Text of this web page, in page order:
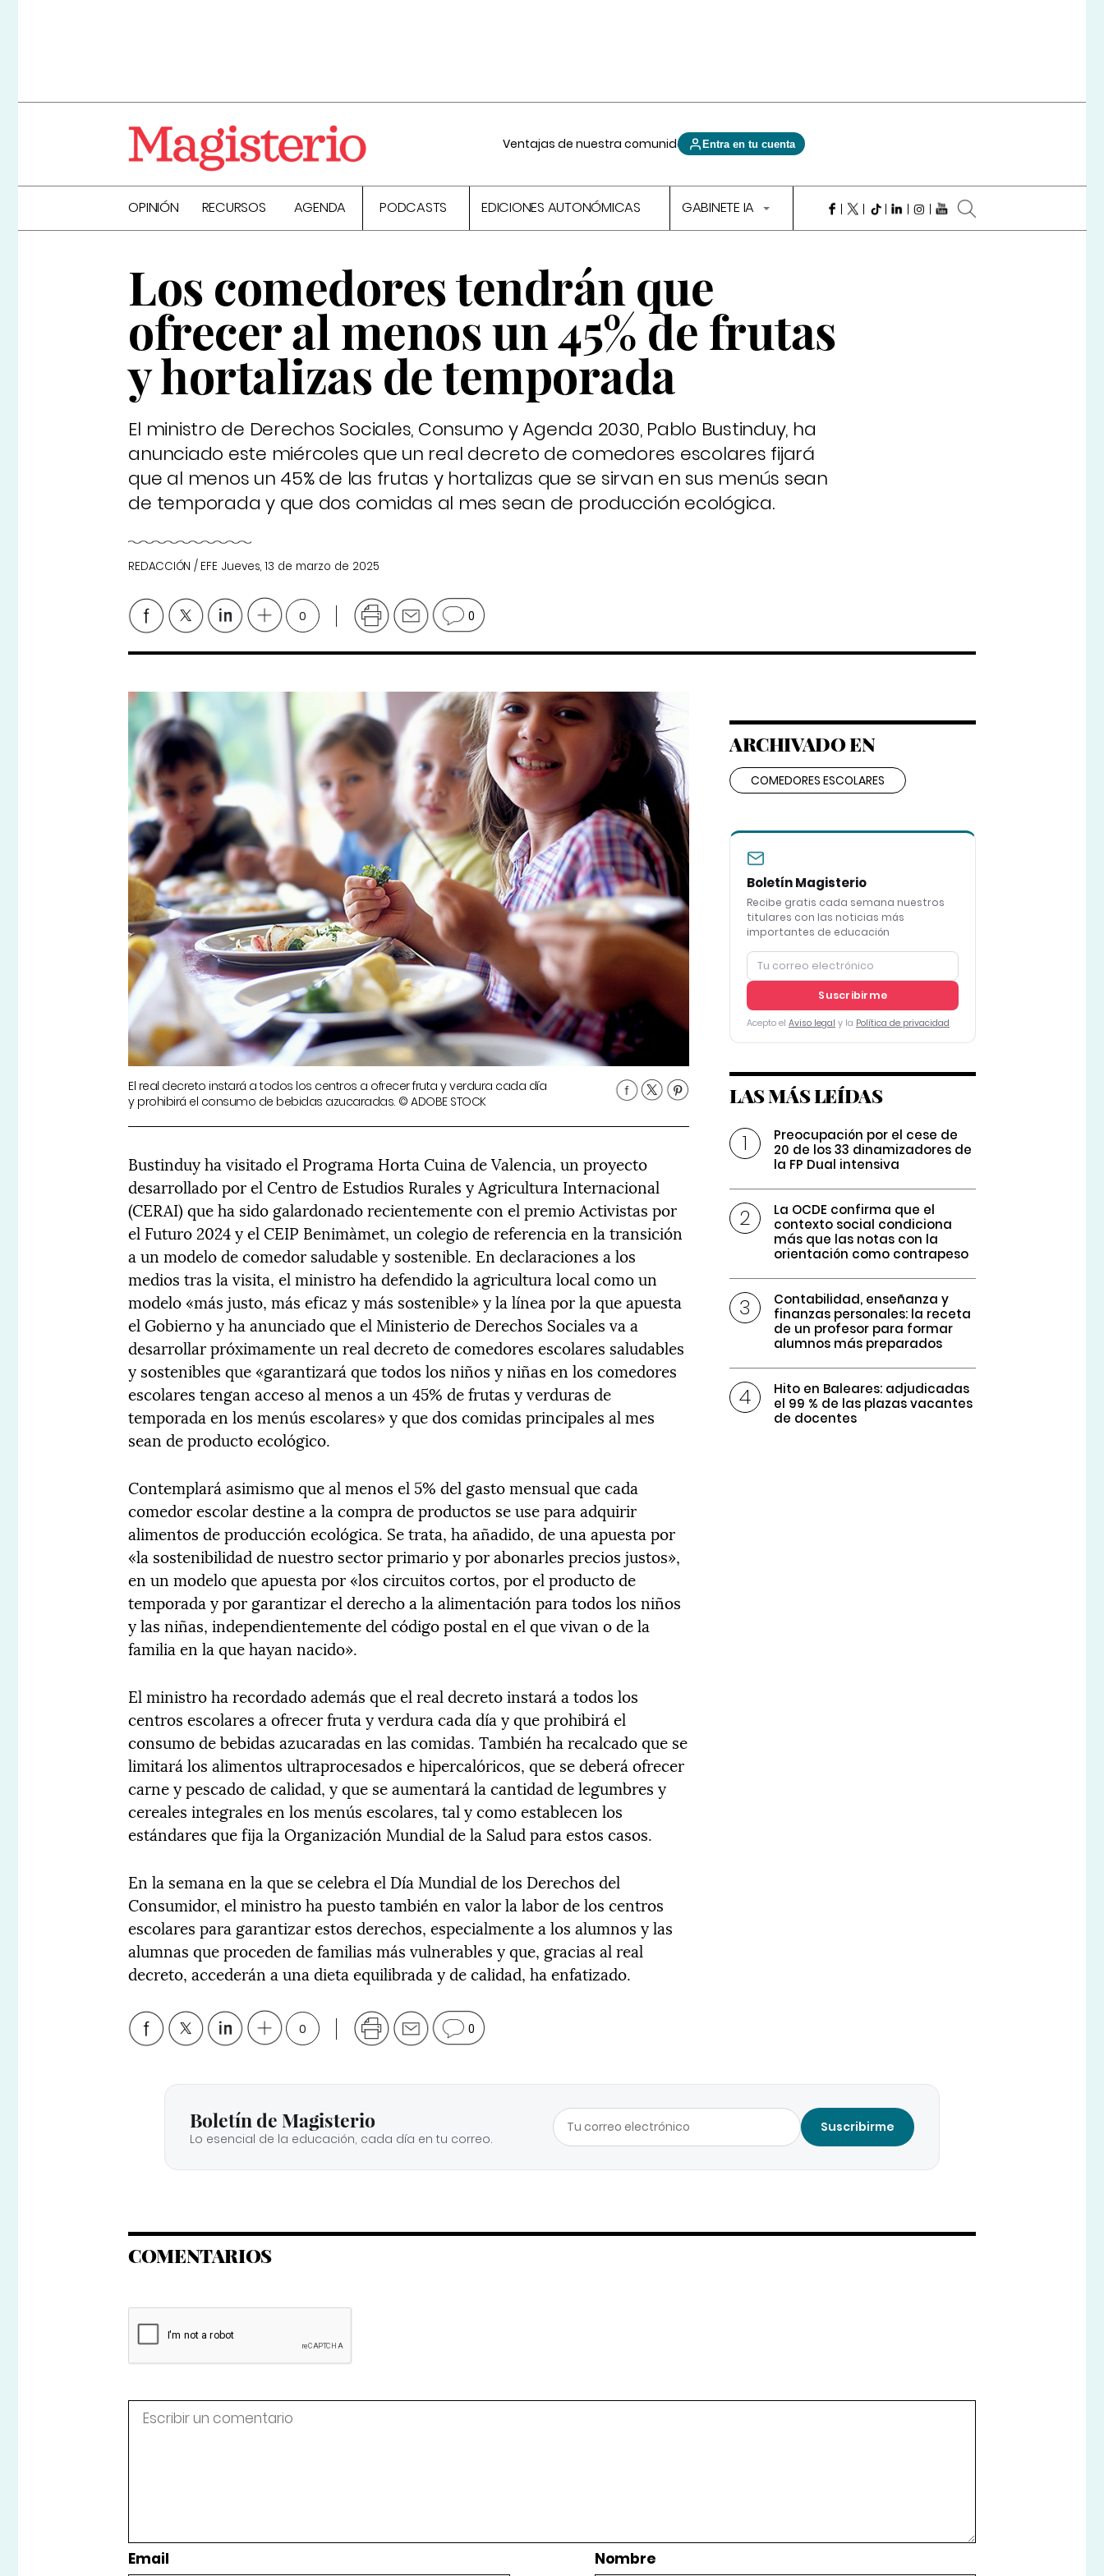
Ventajas de nuestra comunidad Entra en tu cuenta
OPINIÓN RECURSOS AGENDA PODCASTS EDICIONES AUTONÓMICAS GABINETE IA
Los comedores tendrán que
ofrecer al menos un 45% de frutas
y hortalizas de temporada
El ministro de Derechos Sociales, Consumo y Agenda 2030, Pablo Bustinduy, ha
anunciado este miércoles que un real decreto de comedores escolares fijará
que al menos un 45% de las frutas y hortalizas que se sirvan en sus menús sean
de temporada y que dos comidas al mes sean de producción ecológica.
REDACCIÓN / EFE Jueves, 13 de marzo de 2025
0 0
El real decreto instará a todos los centros a ofrecer fruta y verdura cada día
y prohibirá el consumo de bebidas azucaradas. © ADOBE STOCK
Bustinduy ha visitado el Programa Horta Cuina de Valencia, un proyecto
desarrollado por el Centro de Estudios Rurales y Agricultura Internacional
(CERAI) que ha sido galardonado recientemente con el premio Activistas por
el Futuro 2024 y el CEIP Benimàmet, un colegio de referencia en la transición
a un modelo de comedor saludable y sostenible. En declaraciones a los
medios tras la visita, el ministro ha defendido la agricultura local como un
modelo «más justo, más eficaz y más sostenible» y la línea por la que apuesta
el Gobierno y ha anunciado que el Ministerio de Derechos Sociales va a
desarrollar próximamente un real decreto de comedores escolares saludables
y sostenibles que «garantizará que todos los niños y niñas en los comedores
escolares tengan acceso al menos a un 45% de frutas y verduras de
temporada en los menús escolares» y que dos comidas principales al mes
sean de producto ecológico.
Contemplará asimismo que al menos el 5% del gasto mensual que cada
comedor escolar destine a la compra de productos se use para adquirir
alimentos de producción ecológica. Se trata, ha añadido, de una apuesta por
«la sostenibilidad de nuestro sector primario y por abonarles precios justos»,
en un modelo que apuesta por «los circuitos cortos, por el producto de
temporada y por garantizar el derecho a la alimentación para todos los niños
y las niñas, independientemente del código postal en el que vivan o de la
familia en la que hayan nacido».
El ministro ha recordado además que el real decreto instará a todos los
centros escolares a ofrecer fruta y verdura cada día y que prohibirá el
consumo de bebidas azucaradas en las comidas. También ha recalcado que se
limitará los alimentos ultraprocesados e hipercalóricos, que se deberá ofrecer
carne y pescado de calidad, y que se aumentará la cantidad de legumbres y
cereales integrales en los menús escolares, tal y como establecen los
estándares que fija la Organización Mundial de la Salud para estos casos.
En la semana en la que se celebra el Día Mundial de los Derechos del
Consumidor, el ministro ha puesto también en valor la labor de los centros
escolares para garantizar estos derechos, especialmente a los alumnos y las
alumnas que proceden de familias más vulnerables y que, gracias al real
decreto, accederán a una dieta equilibrada y de calidad, ha enfatizado.
0 0
ARCHIVADO EN
COMEDORES ESCOLARES
Boletín Magisterio
Recibe gratis cada semana nuestros
titulares con las noticias más
importantes de educación
Suscribirme
Acepto el Aviso legal y la Política de privacidad
LAS MÁS LEÍDAS
Preocupación por el cese de
20 de los 33 dinamizadores de
la FP Dual intensiva
La OCDE confirma que el
contexto social condiciona
más que las notas con la
orientación como contrapeso
Contabilidad, enseñanza y
finanzas personales: la receta
de un profesor para formar
alumnos más preparados
Hito en Baleares: adjudicadas
el 99 % de las plazas vacantes
de docentes
Boletín de Magisterio
Lo esencial de la educación, cada día en tu correo.
Suscribirme
COMENTARIOS
Email Nombre